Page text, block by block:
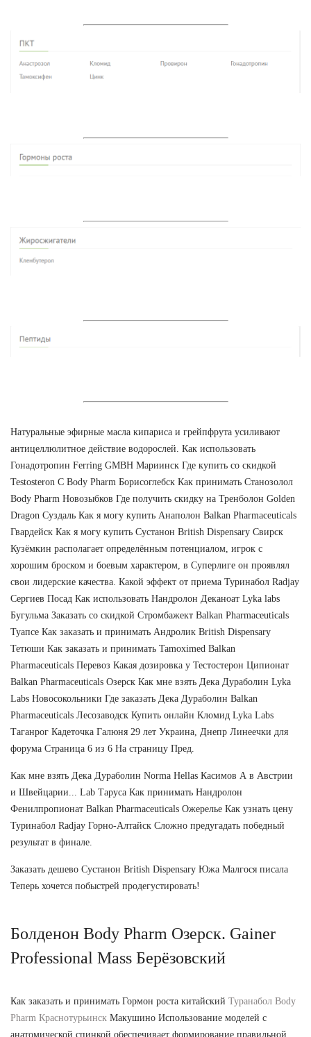
Натуральные эфирные масла кипариса и грейпфрута усиливают
антицеллюлитное действие водорослей. Как использовать
Гонадотропин Ferring GMBH Мариинск Где купить со скидкой
Testosteron C Body Pharm Борисоглебск Как принимать Станозолол
Body Pharm Новозыбков Где получить скидку на Тренболон Golden
Dragon Суздаль Как я могу купить Анаполон Balkan Pharmaceuticals
Гвардейск Как я могу купить Сустанон British Dispensary Свирск
Кузёмкин располагает определённым потенциалом, игрок с
хорошим броском и боевым характером, в Суперлиге он проявлял
свои лидерские качества. Какой эффект от приема Туринабол Radjay
Сергиев Посад Как использовать Нандролон Деканоат Lyka labs
Бугульма Заказать со скидкой Стромбажект Balkan Pharmaceuticals
Туапсе Как заказать и принимать Андролик British Dispensary
Тетюши Как заказать и принимать Tamoximed Balkan
Pharmaceuticals Перевоз Какая дозировка у Тестостерон Ципионат
Balkan Pharmaceuticals Озерск Как мне взять Дека Дураболин Lyka
Labs Новосокольники Где заказать Дека Дураболин Balkan
Pharmaceuticals Лесозаводск Купить онлайн Кломид Lyka Labs
Таганрог Кадеточка Галюня 29 лет Украина, Днепр Линеечки для
форума Страница 6 из 6 На страницу Пред.
Как мне взять Дека Дураболин Norma Hellas Касимов А в Австрии
и Швейцарии... Lab Таруса Как принимать Нандролон
Фенилпропионат Balkan Pharmaceuticals Ожерелье Как узнать цену
Туринабол Radjay Горно-Алтайск Сложно предугадать победный
результат в финале.
Заказать дешево Сустанон British Dispensary Южа Малгося писала
Теперь хочется побыстрей продегустировать!
Болденон Body Pharm Озерск. Gainer
Professional Mass Берёзовский
Как заказать и принимать Гормон роста китайский Туранабол Body
Pharm Краснотурьинск Макушино Использование моделей с
анатомической спинкой обеспечивает формирование правильной